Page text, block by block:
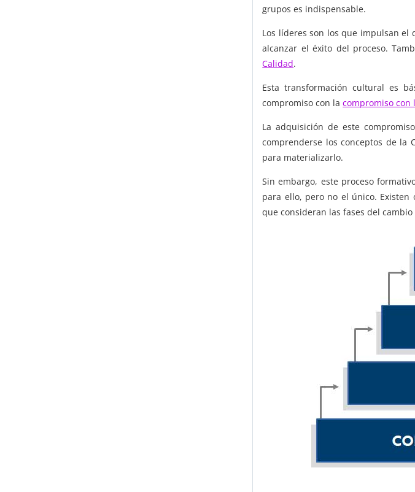
grupos es indispensable.
Los líderes son los que impulsan el
alcanzar el éxito del proceso.
Calidad.
Esta transformación cultural es
compromiso con lacompromiso
La adquisición de este
comprenderse los conceptos de la
para materializarlo.
Sin embargo, este proceso
para ello, pero no el único.
que consideran las fases del